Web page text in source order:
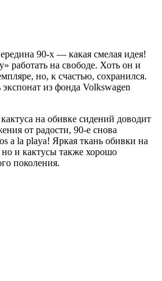
90-х — какая смелая идея!
работать на свободе. Хоть он и
но, к счастью, сохранился.
из фонда Volkswagen
на обивке сидений доводит
от радости, 90-е снова
a la playa! Яркая ткань обивки на
и кактусы также хорошо
поколения.